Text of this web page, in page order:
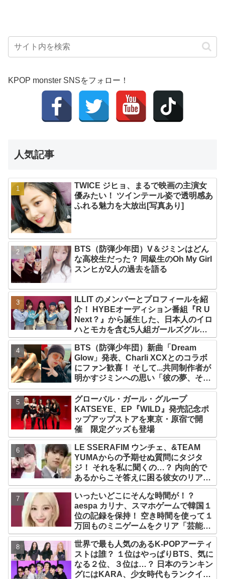
KPOP monster SNSをフォロー！
人気記事
TWICE ジヒョ、まるで映画の主演女
優みたい！ ツインテール姿で透明感あ
ふれる魅力を大放出[写真あり]
BTS（防弾少年団）V＆ジミンはどん
な高校生だった？ 同級生のOh My Girl
スンヒが2人の過去を語る
ILLIT のメンバーとプロフィールを紹
介！ HYBEオーディション番組『R U
Next？』から誕生した、日本人のイロ
ハとモカを含む5人組ガールズグルー
プ！ デビュー曲「Magnetic」がいき
なりの大ヒット
BTS（防弾少年団）新曲「Dream
Glow」発表、Charli XCXとのコラボ
にファン歓喜！ そして...共同制作者が
明かすジミンへの思い「彼の夢、そし
て彼の絶望から生まれた歌」
グローバル・ガール・グループ
KATSEYE、EP『WILD』発売記念ポ
ップアップストアを東京・原宿で開
催 限定グッズも登場
LE SSERAFIM ウンチェ、&TEAM
YUMAからの予期せぬ質問にタジタ
ジ！ それを私に聞くの…？ 内向的で
あるからこそ答えに困る彼女のリアク
ションがかわいすぎる
いったいどこにそんな時間が！？
aespa カリナ、スマホゲームで韓国１
位の記録を保持！ 空き時間を使って１
万回ものミニゲームをクリア「芸能人
たちが時間がないと言っているのは全
部嘘」
世界で最も人気のあるK-POPアーティ
ストは誰？ １位はやっぱりBTS、気に
なる２位、３位は…？ 日本のランキン
グにはKARA、少女時代もランクイ